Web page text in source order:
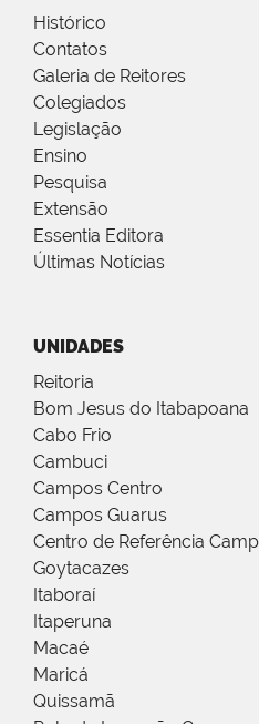
Histórico
Contatos
Galeria de Reitores
Colegiados
Legislação
Ensino
Pesquisa
Extensão
Essentia Editora
Últimas Notícias
UNIDADES
Reitoria
Bom Jesus do Itabapoana
Cabo Frio
Cambuci
Campos Centro
Campos Guarus
Centro de Referência
Goytacazes
Itaboraí
Itaperuna
Macaé
Maricá
Quissamã